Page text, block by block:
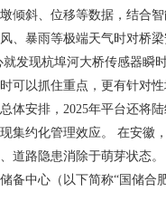
倾斜、位移等数据，结合
、暴雨等极端天气时对桥
发现杭埠河大桥传感器瞬
可以抓住重点，更有针对
体安排，2025年平台还将
集约化管理效应。 在安徽
道路隐患消除于萌芽状态
备中心（以下简称“国储合